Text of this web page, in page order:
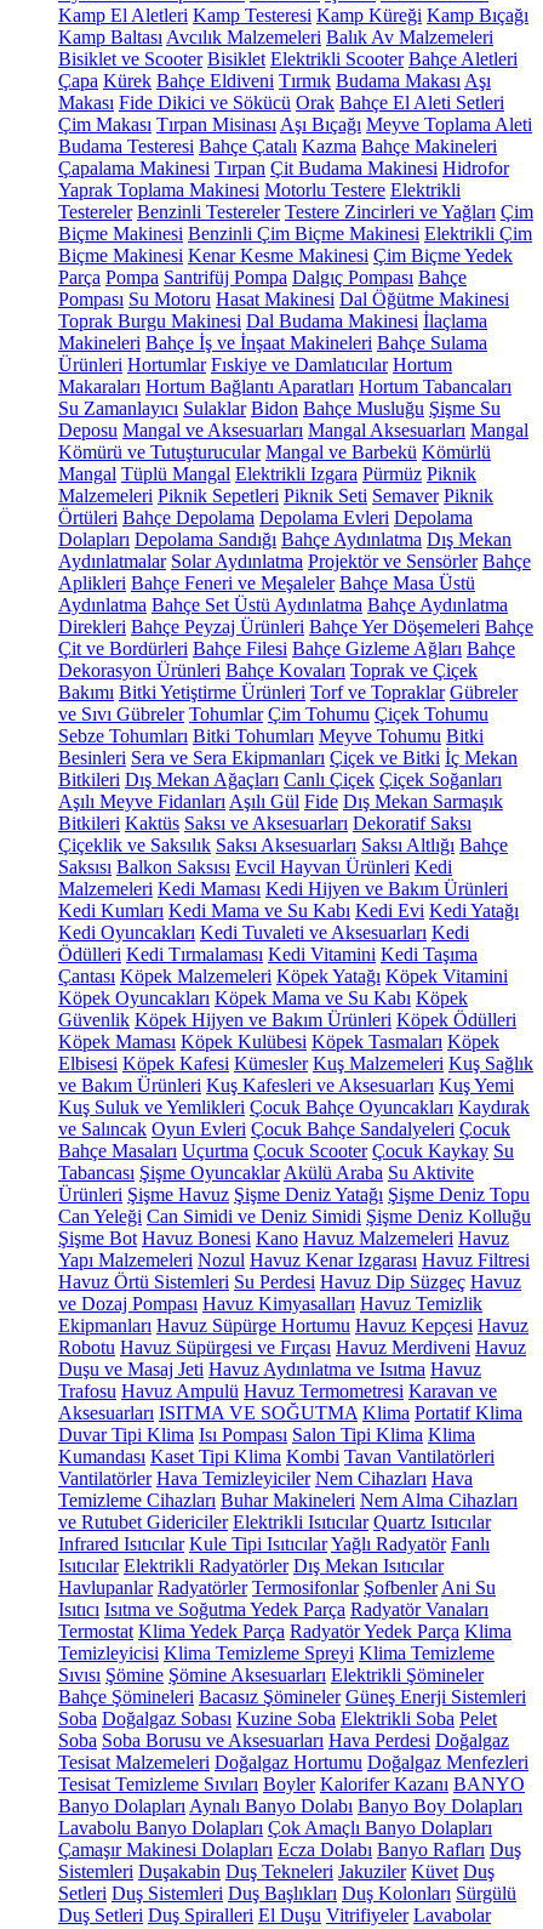
Kamp El Aletleri Kamp Testeresi Kamp Küreği Kamp Bıçağı
Kamp Baltası Avcılık Malzemeleri Balık Av Malzemeleri
Bisiklet ve Scooter Bisiklet Elektrikli Scooter Bahçe Aletleri
Çapa Kürek Bahçe Eldiveni Tırmık Budama Makası Aşı
Makası Fide Dikici ve Sökücü Orak Bahçe El Aleti Setleri
Çim Makası Tırpan Misinası Aşı Bıçağı Meyve Toplama Aleti
Budama Testeresi Bahçe Çatalı Kazma Bahçe Makineleri
Çapalama Makinesi Tırpan Çit Budama Makinesi Hidrofor
Yaprak Toplama Makinesi Motorlu Testere Elektrikli
Testereler Benzinli Testereler Testere Zincirleri ve Yağları Çim
Biçme Makinesi Benzinli Çim Biçme Makinesi Elektrikli Çim
Biçme Makinesi Kenar Kesme Makinesi Çim Biçme Yedek
Parça Pompa Santrifüj Pompa Dalgıç Pompası Bahçe
Pompası Su Motoru Hasat Makinesi Dal Öğütme Makinesi
Toprak Burgu Makinesi Dal Budama Makinesi İlaçlama
Makineleri Bahçe İş ve İnşaat Makineleri Bahçe Sulama
Ürünleri Hortumlar Fıskiye ve Damlatıcılar Hortum
Makaraları Hortum Bağlantı Aparatları Hortum Tabancaları
Su Zamanlayıcı Sulaklar Bidon Bahçe Musluğu Şişme Su
Deposu Mangal ve Aksesuarları Mangal Aksesuarları Mangal
Kömürü ve Tutuşturucular Mangal ve Barbekü Kömürlü
Mangal Tüplü Mangal Elektrikli Izgara Pürmüz Piknik
Malzemeleri Piknik Sepetleri Piknik Seti Semaver Piknik
Örtüleri Bahçe Depolama Depolama Evleri Depolama
Dolapları Depolama Sandığı Bahçe Aydınlatma Dış Mekan
Aydınlatmalar Solar Aydınlatma Projektör ve Sensörler Bahçe
Aplikleri Bahçe Feneri ve Meşaleler Bahçe Masa Üstü
Aydınlatma Bahçe Set Üstü Aydınlatma Bahçe Aydınlatma
Direkleri Bahçe Peyzaj Ürünleri Bahçe Yer Döşemeleri Bahçe
Çit ve Bordürleri Bahçe Filesi Bahçe Gizleme Ağları Bahçe
Dekorasyon Ürünleri Bahçe Kovaları Toprak ve Çiçek
Bakımı Bitki Yetiştirme Ürünleri Torf ve Topraklar Gübreler
ve Sıvı Gübreler Tohumlar Çim Tohumu Çiçek Tohumu
Sebze Tohumları Bitki Tohumları Meyve Tohumu Bitki
Besinleri Sera ve Sera Ekipmanları Çiçek ve Bitki İç Mekan
Bitkileri Dış Mekan Ağaçları Canlı Çiçek Çiçek Soğanları
Aşılı Meyve Fidanları Aşılı Gül Fide Dış Mekan Sarmaşık
Bitkileri Kaktüs Saksı ve Aksesuarları Dekoratif Saksı
Çiçeklik ve Saksılık Saksı Aksesuarları Saksı Altlığı Bahçe
Saksısı Balkon Saksısı Evcil Hayvan Ürünleri Kedi
Malzemeleri Kedi Maması Kedi Hijyen ve Bakım Ürünleri
Kedi Kumları Kedi Mama ve Su Kabı Kedi Evi Kedi Yatağı
Kedi Oyuncakları Kedi Tuvaleti ve Aksesuarları Kedi
Ödülleri Kedi Tırmalaması Kedi Vitamini Kedi Taşıma
Çantası Köpek Malzemeleri Köpek Yatağı Köpek Vitamini
Köpek Oyuncakları Köpek Mama ve Su Kabı Köpek
Güvenlik Köpek Hijyen ve Bakım Ürünleri Köpek Ödülleri
Köpek Maması Köpek Kulübesi Köpek Tasmaları Köpek
Elbisesi Köpek Kafesi Kümesler Kuş Malzemeleri Kuş Sağlık
ve Bakım Ürünleri Kuş Kafesleri ve Aksesuarları Kuş Yemi
Kuş Suluk ve Yemlikleri Çocuk Bahçe Oyuncakları Kaydırak
ve Salıncak Oyun Evleri Çocuk Bahçe Sandalyeleri Çocuk
Bahçe Masaları Uçurtma Çocuk Scooter Çocuk Kaykay Su
Tabancası Şişme Oyuncaklar Akülü Araba Su Aktivite
Ürünleri Şişme Havuz Şişme Deniz Yatağı Şişme Deniz Topu
Can Yeleği Can Simidi ve Deniz Simidi Şişme Deniz Kolluğu
Şişme Bot Havuz Bonesi Kano Havuz Malzemeleri Havuz
Yapı Malzemeleri Nozul Havuz Kenar Izgarası Havuz Filtresi
Havuz Örtü Sistemleri Su Perdesi Havuz Dip Süzgeç Havuz
ve Dozaj Pompası Havuz Kimyasalları Havuz Temizlik
Ekipmanları Havuz Süpürge Hortumu Havuz Kepçesi Havuz
Robotu Havuz Süpürgesi ve Fırçası Havuz Merdiveni Havuz
Duşu ve Masaj Jeti Havuz Aydınlatma ve Isıtma Havuz
Trafosu Havuz Ampulü Havuz Termometresi Karavan ve
Aksesuarları ISITMA VE SOĞUTMA Klima Portatif Klima
Duvar Tipi Klima Isı Pompası Salon Tipi Klima Klima
Kumandası Kaset Tipi Klima Kombi Tavan Vantilatörleri
Vantilatörler Hava Temizleyiciler Nem Cihazları Hava
Temizleme Cihazları Buhar Makineleri Nem Alma Cihazları
ve Rutubet Gidericiler Elektrikli Isıtıcılar Quartz Isıtıcılar
Infrared Isıtıcılar Kule Tipi IsıtıcılarYağlı Radyatör Fanlı
Isıtıcılar Elektrikli Radyatörler Dış Mekan Isıtıcılar
Havlupanlar Radyatörler Termosifonlar Şofbenler Ani Su
Isıtıcı Isıtma ve Soğutma Yedek Parça Radyatör Vanaları
Termostat Klima Yedek Parça Radyatör Yedek Parça Klima
Temizleyicisi Klima Temizleme Spreyi Klima Temizleme
Sıvısı Şömine Şömine Aksesuarları Elektrikli Şömineler
Bahçe Şömineleri Bacasız Şömineler Güneş Enerji Sistemleri
Soba Doğalgaz Sobası Kuzine Soba Elektrikli Soba Pelet
Soba Soba Borusu ve Aksesuarları Hava Perdesi Doğalgaz
Tesisat Malzemeleri Doğalgaz Hortumu Doğalgaz Menfezleri
Tesisat Temizleme Sıvıları Boyler Kalorifer Kazanı BANYO
Banyo Dolapları Aynalı Banyo Dolabı Banyo Boy Dolapları
Lavabolu Banyo Dolapları Çok Amaçlı Banyo Dolapları
Çamaşır Makinesi Dolapları Ecza Dolabı Banyo Rafları Duş
Sistemleri Duşakabin Duş Tekneleri Jakuziler Küvet Duş
Setleri Duş Sistemleri Duş Başlıkları Duş Kolonları Sürgülü
Duş Setleri Duş Spiralleri El Duşu Vitrifiyeler Lavabolar